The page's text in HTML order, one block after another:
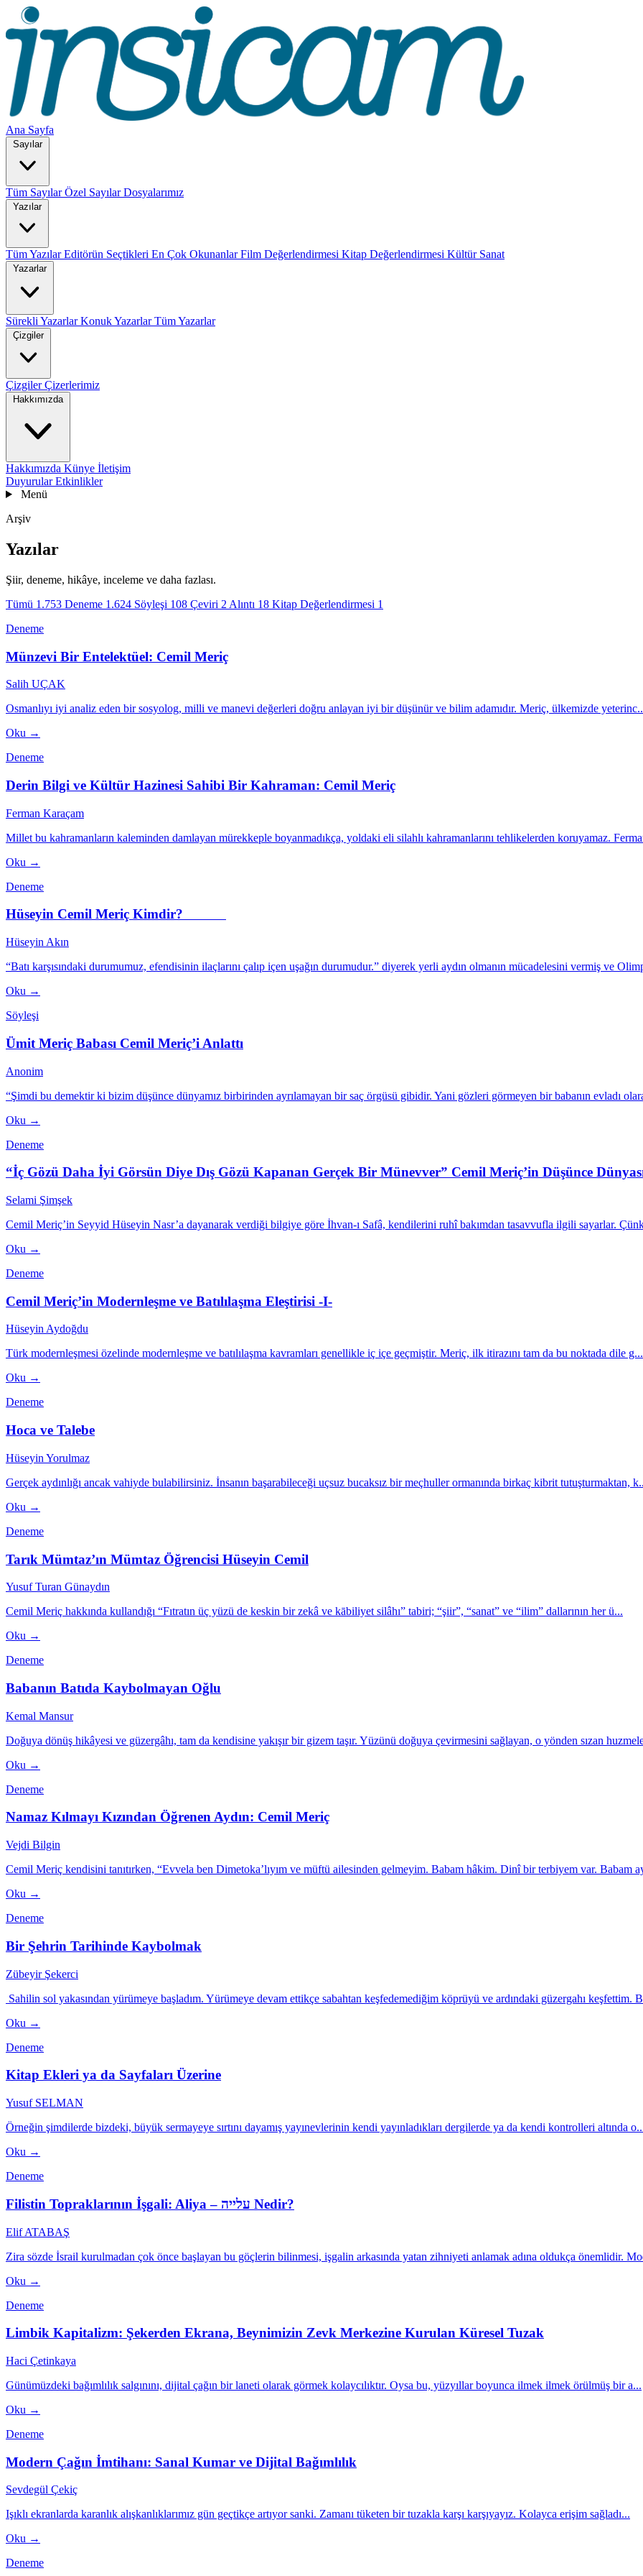
Ana Sayfa
Sayılar
Tüm SayılarÖzel SayılarDosyalarımız
Yazılar
Tüm YazılarEditörün Seçtikleri En Çok OkunanlarFilm Değerlendirmesi Kitap Değerlendirmesi Kültür Sanat
Yazarlar
Sürekli YazarlarKonuk YazarlarTüm Yazarlar
Çizgiler
ÇizgilerÇizerlerimiz
Hakkımızda
Hakkımızda Künye İletişim
DuyurularEtkinlikler
Menü
Arşiv
Yazılar
Şiir, deneme, hikâye, inceleme ve daha fazlası.
Tümü 1.753 Deneme 1.624 Söyleşi 108 Çeviri 2 Alıntı 18 Kitap Değerlendirmesi 1
Deneme
Münzevi Bir Entelektüel: Cemil Meriç
Salih UÇAK
Osmanlıyı iyi analiz eden bir sosyolog, milli ve manevi değerleri doğru anlayan iyi bir düşünür ve bilim adamıdır. Meriç, ülkemizde
Oku →
Deneme
Derin Bilgi ve Kültür Hazinesi Sahibi Bir Kahraman: Cemil Meriç
Ferman Karaçam
Millet bu kahramanların kaleminden damlayan mürekkeple boyanmadıkça, yoldaki eli silahlı kahramanlarını tehlikelerden koruyamaz.
Oku →
Deneme
Hüseyin Cemil Meriç Kimdir?
Hüseyin Akın
“Batı karşısındaki durumumuz, efendisinin ilaçlarını çalıp içen uşağın durumudur.” diyerek yerli aydın olmanın mücadelesini vermiş ve
Oku →
Söyleşi
Ümit Meriç Babası Cemil Meriç’i Anlattı
Anonim
“Şimdi bu demektir ki bizim düşünce dünyamız birbirinden ayrılamayan bir saç örgüsü gibidir. Yani gözleri görmeyen bir babanın evladı
Oku →
Deneme
“İç Gözü Daha İyi Görsün Diye Dış Gözü Kapanan Gerçek Bir Münevver” Cemil Meriç’in Düşünce
Selami Şimşek
Cemil Meriç’in Seyyid Hüseyin Nasr’a dayanarak verdiği bilgiye göre İhvan-ı Safâ, kendilerini ruhî bakımdan tasavvufla ilgili sayarlar.
Oku →
Deneme
Cemil Meriç’in Modernleşme ve Batılılaşma Eleştirisi -I-
Hüseyin Aydoğdu
Türk modernleşmesi özelinde modernleşme ve batılılaşma kavramları genellikle iç içe geçmiştir. Meriç, ilk itirazını tam da bu noktada dile g...
Oku →
Deneme
Hoca ve Talebe
Hüseyin Yorulmaz
Gerçek aydınlığı ancak vahiyde bulabilirsiniz. İnsanın başarabileceği uçsuz bucaksız bir meçhuller ormanında birkaç kibrit tutuşturmaktan,
Oku →
Deneme
Tarık Mümtaz’ın Mümtaz Öğrencisi Hüseyin Cemil
Yusuf Turan Günaydın
Cemil Meriç hakkında kullandığı “Fıtratın üç yüzü de keskin bir zekâ ve kābiliyet silâhı” tabiri; “şiir”, “sanat” ve “ilim” dallarının her ü...
Oku →
Deneme
Babanın Batıda Kaybolmayan Oğlu
Kemal Mansur
Doğuya dönüş hikâyesi ve güzergâhı, tam da kendisine yakışır bir gizem taşır. Yüzünü doğuya çevirmesini sağlayan, o yönden sızan
Oku →
Deneme
Namaz Kılmayı Kızından Öğrenen Aydın: Cemil Meriç
Vejdi Bilgin
Cemil Meriç kendisini tanıtırken, “Evvela ben Dimetoka’lıyım ve müftü ailesinden gelmeyim. Babam hâkim. Dinî bir terbiyem var. Babam
Oku →
Deneme
Bir Şehrin Tarihinde Kaybolmak
Zübeyir Şekerci
Sahilin sol yakasından yürümeye başladım. Yürümeye devam ettikçe sabahtan keşfedemediğim köprüyü ve ardındaki güzergahı keşfettim.
Oku →
Deneme
Kitap Ekleri ya da Sayfaları Üzerine
Yusuf SELMAN
Örneğin şimdilerde bizdeki, büyük sermayeye sırtını dayamış yayınevlerinin kendi yayınladıkları dergilerde ya da kendi kontrolleri altında
Oku →
Deneme
Filistin Topraklarının İşgali: Aliya – עלייה Nedir?
Elif ATABAŞ
Zira sözde İsrail kurulmadan çok önce başlayan bu göçlerin bilinmesi, işgalin arkasında yatan zihniyeti anlamak adına oldukça önemlidir.
Oku →
Deneme
Limbik Kapitalizm: Şekerden Ekrana, Beynimizin Zevk Merkezine Kurulan Küresel Tuzak
Haci Çetinkaya
Günümüzdeki bağımlılık salgınını, dijital çağın bir laneti olarak görmek kolaycılıktır. Oysa bu, yüzyıllar boyunca ilmek ilmek örülmüş bir a...
Oku →
Deneme
Modern Çağın İmtihanı: Sanal Kumar ve Dijital Bağımlılık
Sevdegül Çekiç
Işıklı ekranlarda karanlık alışkanlıklarımız gün geçtikçe artıyor sanki. Zamanı tüketen bir tuzakla karşı karşıyayız. Kolayca erişim sağladı...
Oku →
Deneme